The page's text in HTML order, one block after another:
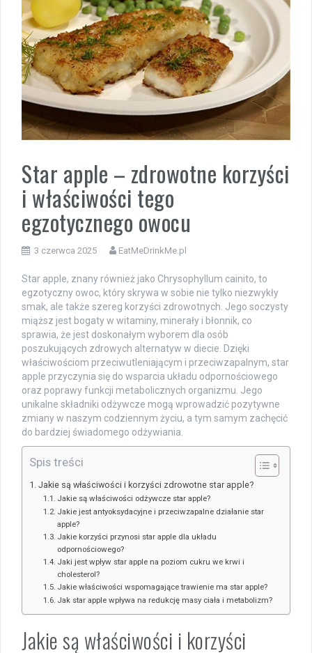
Star apple – zdrowotne korzyści
i właściwości tego
egzotycznego owocu
3 czerwca 2025 EatMeDrinkMe.pl
Star apple, znany również jako Chrysophyllum cainito, to
egzotyczny owoc, który skrywa w sobie nie tylko niezwykły
smak, ale także szereg korzyści zdrowotnych. Jego soczysty
miąższ jest bogaty w witaminy, minerały i błonnik, co
sprawia, że jest doskonałym wyborem dla osób
poszukujących zdrowych alternatyw w diecie. Dzięki
właściwościom przeciwutleniającym i przeciwzapalnym, star
apple przyczynia się do wsparcia układu odpornościowego
oraz poprawy funkcji metabolicznych organizmu. Jego
unikalne składniki odżywcze mogą wprowadzić pozytywne
zmiany w naszym codziennym życiu, a tym samym zachęcić
do bardziej świadomego odżywiania.
Spis treści
Jakie są właściwości i korzyści zdrowotne star apple?
Jakie są właściwości odżywcze star apple?
Jakie jest antyoksydacyjne i przeciwzapalne działanie star
apple?
Jakie korzyści przynosi star apple dla układu
odpornościowego?
Jaki jest wpływ star apple na poziom cukru we krwi i
cholesterol?
Jakie właściwości wspomagające trawienie ma star apple?
Jak star apple wpływa na redukcję masy ciała i metabolizm?
Jakie są właściwości i korzyści